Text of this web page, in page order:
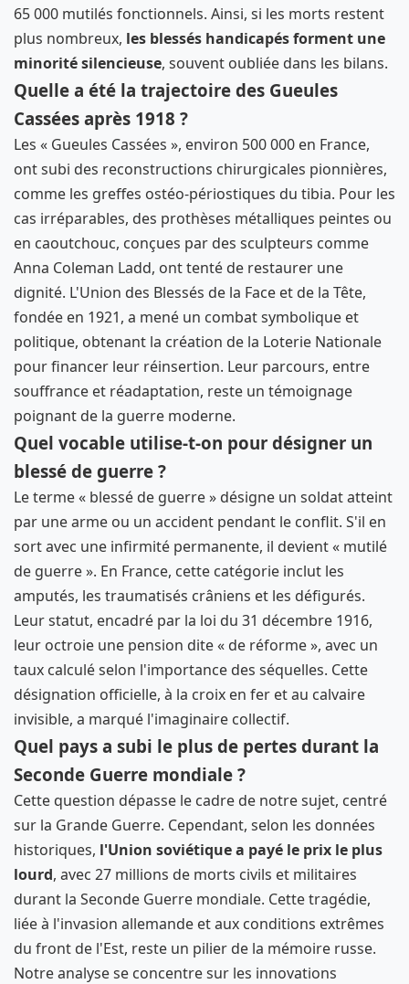
65 000 mutilés fonctionnels. Ainsi, si les morts restent
plus nombreux, les blessés handicapés forment une
minorité silencieuse, souvent oubliée dans les bilans.
Quelle a été la trajectoire des Gueules
Cassées après 1918 ?
Les « Gueules Cassées », environ 500 000 en France,
ont subi des reconstructions chirurgicales pionnières,
comme les greffes ostéo-périostiques du tibia. Pour les
cas irréparables, des prothèses métalliques peintes ou
en caoutchouc, conçues par des sculpteurs comme
Anna Coleman Ladd, ont tenté de restaurer une
dignité. L'Union des Blessés de la Face et de la Tête,
fondée en 1921, a mené un combat symbolique et
politique, obtenant la création de la Loterie Nationale
pour financer leur réinsertion. Leur parcours, entre
souffrance et réadaptation, reste un témoignage
poignant de la guerre moderne.
Quel vocable utilise-t-on pour désigner un
blessé de guerre ?
Le terme « blessé de guerre » désigne un soldat atteint
par une arme ou un accident pendant le conflit. S'il en
sort avec une infirmité permanente, il devient « mutilé
de guerre ». En France, cette catégorie inclut les
amputés, les traumatisés crâniens et les défigurés.
Leur statut, encadré par la loi du 31 décembre 1916,
leur octroie une pension dite « de réforme », avec un
taux calculé selon l'importance des séquelles. Cette
désignation officielle, à la croix en fer et au calvaire
invisible, a marqué l'imaginaire collectif.
Quel pays a subi le plus de pertes durant la
Seconde Guerre mondiale ?
Cette question dépasse le cadre de notre sujet, centré
sur la Grande Guerre. Cependant, selon les données
historiques, l'Union soviétique a payé le prix le plus
lourd, avec 27 millions de morts civils et militaires
durant la Seconde Guerre mondiale. Cette tragédie,
liée à l'invasion allemande et aux conditions extrêmes
du front de l'Est, reste un pilier de la mémoire russe.
Notre analyse se concentre sur les innovations